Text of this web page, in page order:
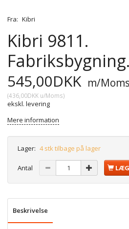
Fra: Kibri
Kibri 9811.
545,00DKK m/Moms
(436,00DKK u/Moms)
ekskl. levering
Mere information
Lager: 4 stk tilbage på lager
Antal
Beskrivelse